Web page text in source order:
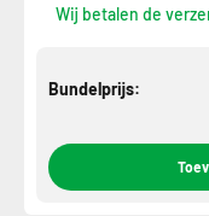
Wij betalen de
Bundelprijs: